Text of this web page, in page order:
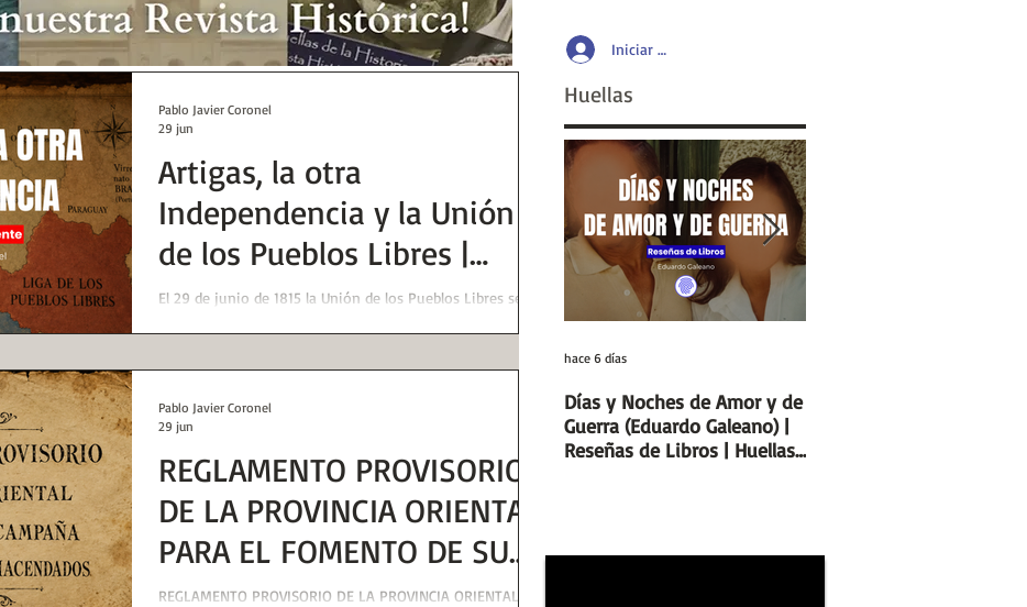
Artigas, la otra
Independencia y la Unión
de los Pueblos Libres |
Huellas de la Historia
El 29 de junio de 1815 la Unión de los Pueblos Libres se
Aires y el Congreso de Tucumán.
Pablo Javier Coronel
29 jun
REGLAMENTO PROVISORIO
DE LA PROVINCIA ORIENTAL
PARA EL FOMENTO DE SU
CAMPAÑA Y SEGURIDAD DE
REGLAMENTO PROVISORIO DE LA PROVINCIA ORIENTAL
Pablo Javier Coronel
29 jun
Iniciar sesión
Huellas
Días y Noches de Amor y de
Guerra (Eduardo Galeano) |
Reseñas de Libros | Huellas
hace 6 días